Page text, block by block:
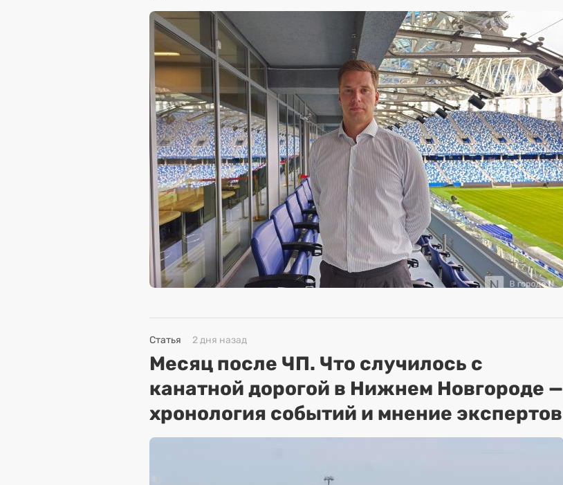
Статья 2 дня назад
Месяц после ЧП. Что случилось с
канатной дорогой в Нижнем Новгороде —
хронология событий и мнение экспертов